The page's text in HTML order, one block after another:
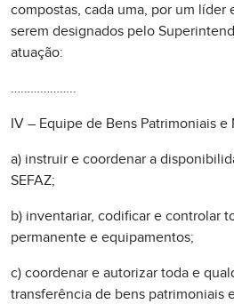
compostas, cada uma, por um líder
serem designados pelo
atuação:
………………..
IV – Equipe de Bens Patrimoniais e
a) instruir e coordenar a
SEFAZ;
b) inventariar, codificar e controlar
permanente e equipamentos;
c) coordenar e autorizar toda e
transferência de bens patrimoniais